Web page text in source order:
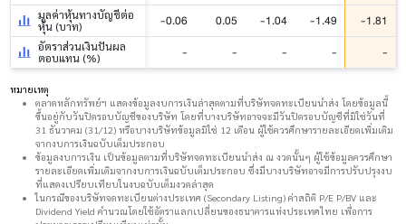
มูลค่าหุ้นทางบัญชีต่อ
หุ้น (บาท)
-0.06 0.05 -1.04 -1.49 -1.81
อัตราส่วนเงินปันผล
ตอบแทน (%)
- - - - -
หมายเหตุ
ตลาดหลักทรัพย์ฯ แสดงข้อมูลงบการเงินล่าสุดตามที่บริษัทจดทะเบียนนำส่ง โดยข้อมูลนี้
ขึ้นอยู่กับวันปิดรอบบัญชีของบริษัท โดยที่บางบริษัทอาจจะมีวันปิดรอบบัญชีที่มิใช่วันที่
31 ธันวาคม (31/12) หรือบางบริษัทข้อมูลมิใช่ 12 เดือน ผู้ใช้ควรศึกษารายละเอียดเพิ่มเติม
จากงบการเงินฉบับเต็มประกอบ
ข้อมูลงบการเงิน เป็นข้อมูลตามที่บริษัทจดทะเบียนนำส่ง ณ งวดนั้นๆ ผู้ใช้ข้อมูลควรศึกษา
รายละเอียดเพิ่มเติมจากงบการเงินฉบับเต็มประกอบ ซึ่งมีบางบริษัทอาจมีการปรับปรุงงบ
ที่แสดงเปรียบเทียบในงบฉบับเต็มงวดล่าสุด
ในกรณีของบริษัทจดทะเบียนต่างประเทศ (Secondary Listing) ค่าสถิติ P/E P/BV และ
Dividend Yield คำนวณโดยใช้อัตราแลกเปลี่ยนของธนาคารแห่งประเทศไทย เพื่อการ